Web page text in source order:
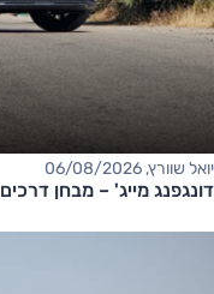
יואל שוורץ, 06/08/2026
דונגפנג מייג' – מבחן דרכים